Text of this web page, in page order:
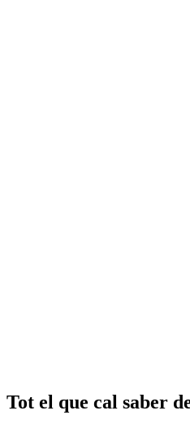
Tot el que cal saber